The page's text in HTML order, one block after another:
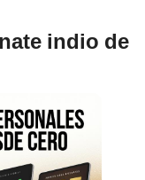
indio de